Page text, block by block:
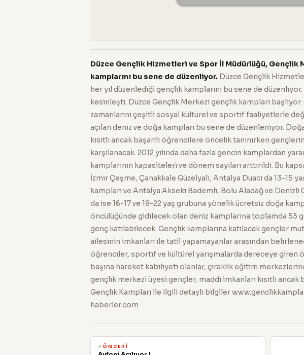
Düzce Gençlik Hizmetleri ve Spor İl Müdürlüğü, Gençlik
kamplarını bu sene de düzenliyor. Düzce Gençlik
her yıl düzenlediği gençlik kamplarını bu sene de
kesinleşti. Düzce Gençlik Merkezi gençlik kampları
zamanlarını çeşitli sosyal kültürel ve sportif faaliyetlerle
açılan deniz ve doğa kampları bu sene de düzenleniyor.
kısıtlı ancak başarılı öğrencilere öncelik tanınırken
karşılanacak. 2012 yılında daha fazla gencin kamplardan
kamplarının kapasiteleri ve dönem sayıları arttırıldı. Bu
İzmir Çeşme, Çanakkale Güzelyalı, Antalya Duacı da 13-15
kampları ve Antalya Akseki Bademli, Bolu Aladağ ve Denizli
da ise 16-17 ve 18-22 yaş grubuna yönelik ücretsiz doğa
öncülüğünde gidilecek olan deniz kamplarına toplamda 53
genç katılabilecek. Gençlik kamplarına katılacak gençler
ailesinin imkanları ile tatil yapamayanlar arasından
öğrenciler, sportif ve kültürel yarışmalarda dereceye giren
başına hareket kabiliyeti olanlar, çıraklık eğitim
gençlik merkezi üyesi gençler, maddi imkanları kısıtlı ancak
Gençlik Kampları ile ilgili detaylı bilgiler
haberler.com
ÖNCEKI